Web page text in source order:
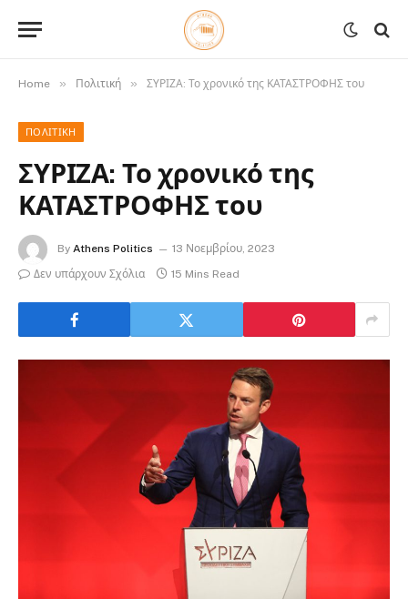
Home » Πολιτική » ΣΥΡΙΖΑ: Το χρονικό της ΚΑΤΑΣΤΡΟΦΗΣ του
ΠΟΛΙΤΙΚΉ
ΣΥΡΙΖΑ: Το χρονικό της
ΚΑΤΑΣΤΡΟΦΗΣ του
By Athens Politics
13 Νοεμβρίου, 2023
Δεν υπάρχουν Σχόλια
15 Mins Read